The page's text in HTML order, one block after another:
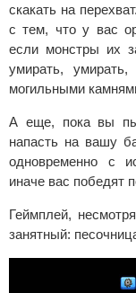
скакать на
с тем, что у вас
если монстры их
умирать,
могильными
А еще, пока вы
напасть на вашу
одновременно с
иначе вас победят
Геймплей,
занятный: